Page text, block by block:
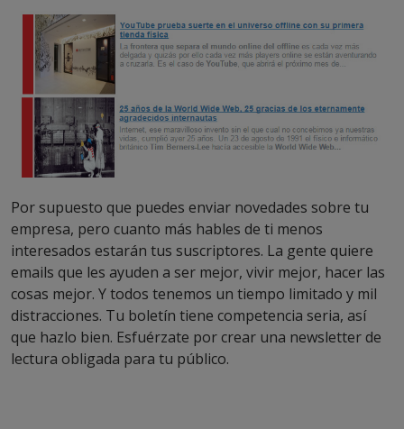
Por supuesto que puedes enviar novedades sobre tu
empresa, pero cuanto más hables de ti menos
interesados estarán tus suscriptores. La gente quiere
emails que les ayuden a ser mejor, vivir mejor, hacer las
cosas mejor. Y todos tenemos un tiempo limitado y mil
distracciones. Tu boletín tiene competencia seria, así
que hazlo bien. Esfuérzate por crear una newsletter de
lectura obligada para tu público.